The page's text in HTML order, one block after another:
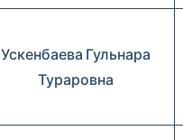
Ускенбаева Гульнара
Тураровна